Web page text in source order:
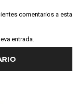
comentarios a esta
entrada.